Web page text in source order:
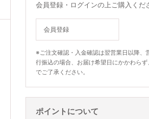
会員登録・ログインの上ご購入くだ
会員登録
※ご注文確認・入金確認は翌営業日以降、
行振込の場合、お届け希望日にかかわら
でご了承ください。
ポイントについて